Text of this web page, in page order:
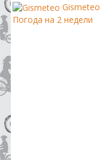
Gismeteo
Погода на 2 недели